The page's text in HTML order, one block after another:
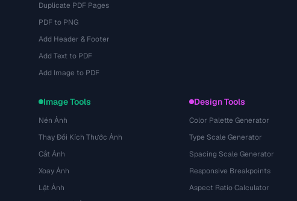
Duplicate PDF Pages
PDF to PNG
Add Header & Footer
Add Text to PDF
Add Image to PDF
Image Tools
Nén Ảnh
Thay Đổi Kích Thước Ảnh
Cắt Ảnh
Xoay Ảnh
Lật Ảnh
Design Tools
Color Palette Generator
Type Scale Generator
Spacing Scale Generator
Responsive Breakpoints
Aspect Ratio Calculator